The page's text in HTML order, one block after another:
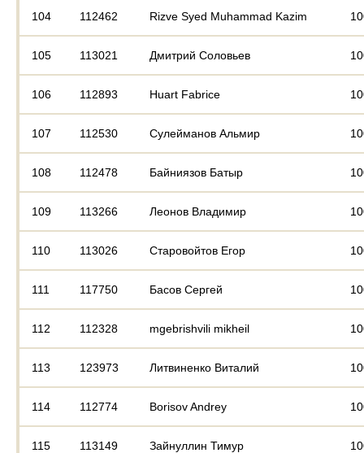
104 112462 Rizve Syed Muhammad Kazim
105 113021 Дмитрий Соловьев
106 112893 Huart Fabrice
107 112530 Сулейманов Альмир
108 112478 Байниязов Батыр
109 113266 Леонов Владимир
110 113026 Старовойтов Егор
111 117750 Басов Сергей
112 112328 mgebrishvili mikheil
113 123973 Литвиненко Виталий
114 112774 Borisov Andrey
115 113149 Зайнуллин Тимур